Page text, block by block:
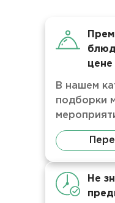
цене
В нашем
подборки
Не